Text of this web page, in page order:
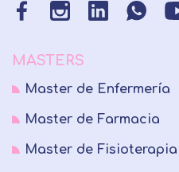
MASTERS
Master de Enfermería
Master de Farmacia
Master de Fisioterapia